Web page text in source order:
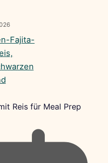
Reis für Meal Prep